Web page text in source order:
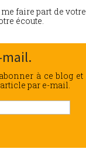
faire part de votre
écoute.
à ce blog et
par e-mail.